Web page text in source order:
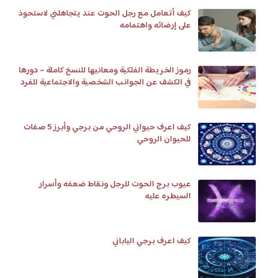
كيف أتعامل مع رجل الحوت عند يتجاهلني لاستحوذ
على إرضائه واهتمامه
رموز الخريطة الفلكية ومعانيها للنسخ كاملة – دورها
في الكشف عن الجوانب الشخصية والاجتماعية للفرد
كيف اعرف حيواني الروحي من برجي وأبرز 5 صفات
للحيوان الروحي
عيوب برج الحوت للرجل ونقاط ضعفه وأسرار
السيطره عليه
كيف اعرف برجي الياباني